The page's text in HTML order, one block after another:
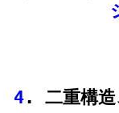
4. 二重構造